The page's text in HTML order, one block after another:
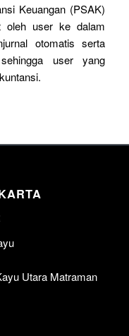
Keuangan (PSAK)
oleh user ke dalam
otomatis serta
user yang
Utara Matraman